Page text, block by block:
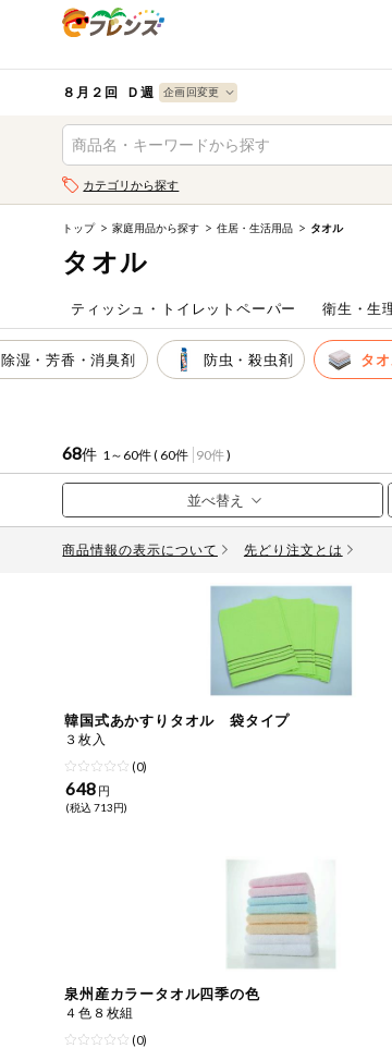
ログイン
生協加入はこちら
登録から開始まで
注文番号注文
お気に入り注文
注文履歴注文
人気カテゴリ
食品から探す
８月２回 Ｄ週
果物
肉・ハム・ソ
ーセージ
魚介・加工品
米・雑穀など
パン・ジャム
豆腐・納豆・
こんにゃく
など
麺類
おやつ
果物すべて
カテゴリから探す
検索条件を指定してください。全項目に条件
キーワード
キーワードをすべて含む
いずれかのキーワードを含む
メーカー名
カテゴリ
特定原材料と特定原材料に準ずるものが含
特定原材料
小麦
あわび
ゼラチン 大豆
アレルゲン情報は、商品企画時の情報のた
トップ 家庭用品から探す 住居・生活用品 タオル
タオル
ティッシュ・トイレットペーパー 衛生・生
除湿・芳香・消臭剤 防虫・殺虫剤 タ
68件 1～60件 ( 60件 90件)
商品情報の表示について 先どり注文とは
韓国式あかすりタオル 袋タイプ
３枚入
(0)
648 円
(税込 713円)
泉州産カラータオル四季の色
４色８枚組
(0)